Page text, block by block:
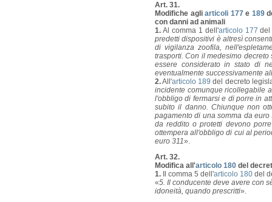
Art. 31.
Modifiche agliarticoli 177e 189
con danni ad animali
1. Al comma 1 dell'articolo 177 del
predetti dispositivi è altresì
di vigilanza zoofila,
trasporti. Con il medesimo
essere considerato in stato di
eventualmente successivamente
2.All'articolo 189 del decreto
incidente comunque ricollegabile
l'obbligo di fermarsi e di porre in
subito il danno. Chiunque non
pagamento di una somma da
da reddito o protetti devono
ottempera all'obbligo di cui al
euro 311».
Art. 32.
Modifica all'articolo 180 del
1. Il comma 5 dell'articolo 180 del
«5. Il conducente deve avere con
idoneità, quando prescritti».